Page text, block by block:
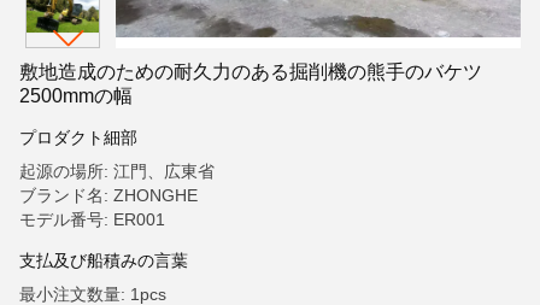
敷地造成のための耐久力のある掘削機の熊手のバケツ
2500mmの幅
プロダクト細部
起源の場所: 江門、広東省
ブランド名: ZHONGHE
モデル番号: ER001
支払及び船積みの言葉
最小注文数量: 1pcs